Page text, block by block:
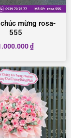
mừng rosa-
555
₫